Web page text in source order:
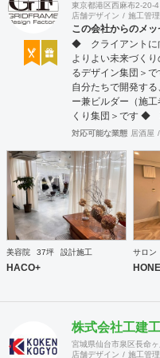
東京都港区西麻布2-20-4
店舗デザイン
施工管理
この会社からのメッ
◆ クライアントに
よりよい未来づく
るデザイン集団＞
自分たちで開発す
ー兼ビルダー（施
くり集団＞です ◆
国語に堪能なスタ
工案件、設計＋造作
多様な請負形態が可
な素材を用いた制
縁な特定防火設備
とも可能です。
https://
込む空間 https://
対応可能な業態 居酒屋
美容院 37坪 設計施工
HACO+
サロン
株式会社工建
宮城県仙台市泉区長命
店舗デザイン
施工管理